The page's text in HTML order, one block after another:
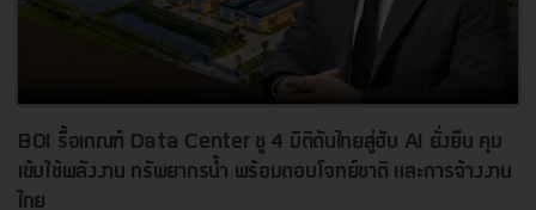
BOI รื้อเกณฑ์ Data Center ชู 4 มิติดันไทยสู่ฮับ AI ยั่งยืน คุม
เข้มใช้พลังงาน ทรัพยากรน้ำ พร้อมตอบโจทย์ชาติ และการจ้างงาน
ไทย